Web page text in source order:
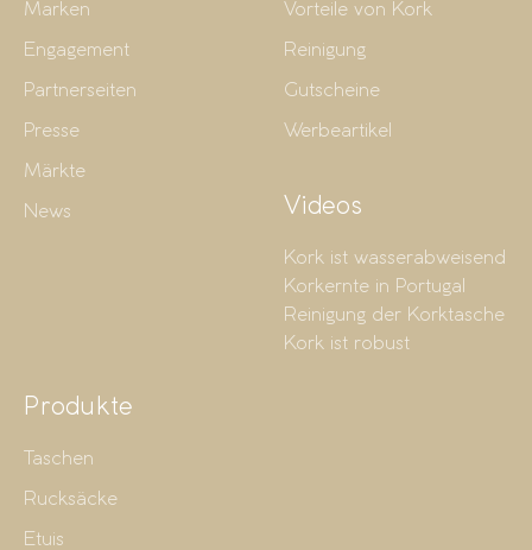
Marken
Engagement
Partnerseiten
Presse
Märkte
News
Vorteile von Kork
Reinigung
Gutscheine
Werbeartikel
Videos
Kork ist wasserabweisend
Korkernte in Portugal
Reinigung der Korktasche
Kork ist robust
Produkte
Taschen
Rucksäcke
Etuis